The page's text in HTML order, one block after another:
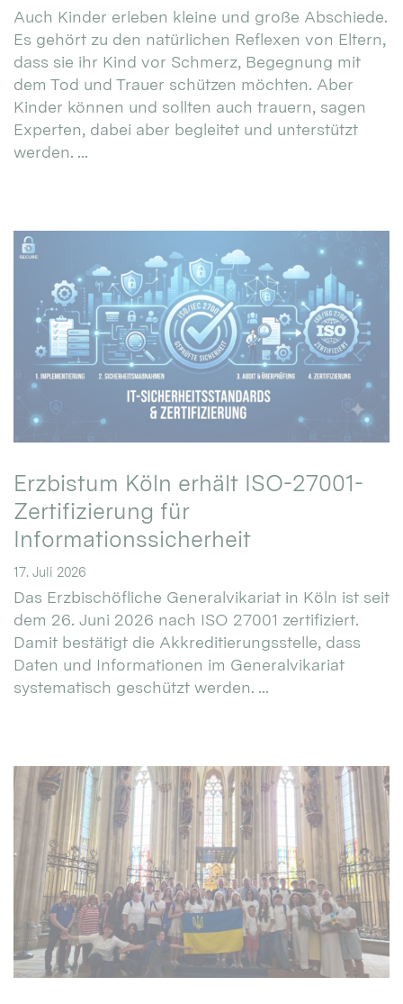
Auch Kinder erleben kleine und große Abschiede.
Es gehört zu den natürlichen Reflexen von Eltern,
dass sie ihr Kind vor Schmerz, Begegnung mit
dem Tod und Trauer schützen möchten. Aber
Kinder können und sollten auch trauern, sagen
Experten, dabei aber begleitet und unterstützt
werden. ...
Erzbistum Köln erhält ISO-27001-
Zertifizierung für
Informationssicherheit
17. Juli 2026
Das Erzbischöfliche Generalvikariat in Köln ist seit
dem 26. Juni 2026 nach ISO 27001 zertifiziert.
Damit bestätigt die Akkreditierungsstelle, dass
Daten und Informationen im Generalvikariat
systematisch geschützt werden. ...